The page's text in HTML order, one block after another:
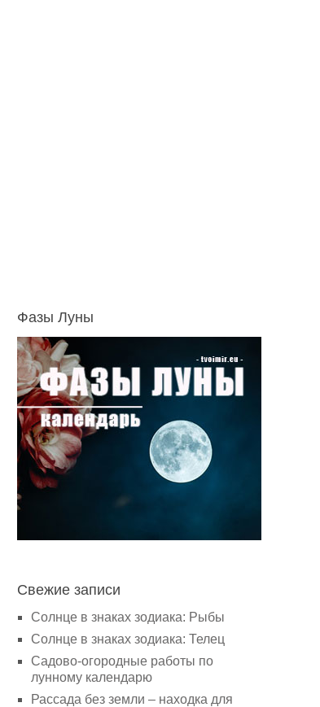
Фазы Луны
Свежие записи
Солнце в знаках зодиака: Рыбы
Солнце в знаках зодиака: Телец
Садово-огородные работы по
лунному календарю
Рассада без земли – находка для